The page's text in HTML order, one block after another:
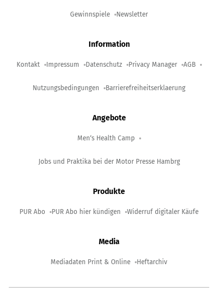
Gewinnspiele Newsletter
Information
Kontakt Impressum Datenschutz Privacy Manager AGB
Nutzungsbedingungen Barrierefreiheitserklaerung
Angebote
Men‘s Health Camp
Jobs und Praktika bei der Motor Presse Hambrg
Produkte
PUR Abo PUR Abo hier kündigen Widerruf digitaler Käufe
Media
Mediadaten Print & Online Heftarchiv